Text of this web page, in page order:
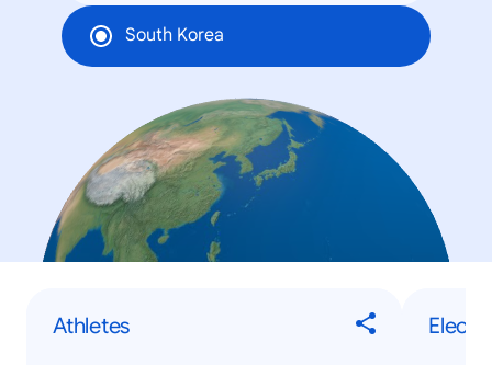
South Korea
Athletes